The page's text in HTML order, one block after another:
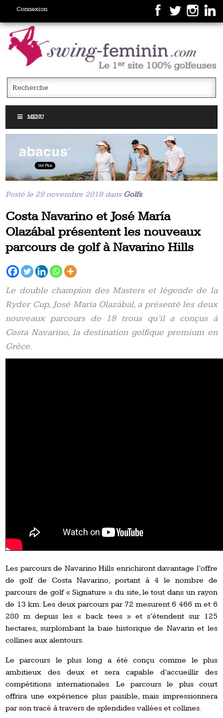
Connexion
MENU
Posté le 29 novembre 2018 dans Golfs.
Costa Navarino et José María
Olazábal présentent les nouveaux
parcours de golf à Navarino Hills
Le double champion des Masters et légende de la
Ryder Cup, José María Olazábal, a présenté les deux
nouveaux parcours de 18 trous qu’il a conçus à
Costa Navarino, la destination golfique premium en
Grèce.
Les parcours de Navarino Hills enrichiront davantage l’offre
de golf de Costa Navarino, portant à 4 le nombre de
parcours de golf « Signature » du site, le tout dans un rayon
de 13 km. Les deux parcours par 72 mesurent 6 466 m et 6
280 m depuis les « back tees » et s’étendent sur 125
hectares, surplombant la baie historique de Navarin et les
collines aux alentours.
Le parcours le plus long a été conçu comme le plus
ambitieux des deux et sera capable d’accueillir des
compétitions internationales. Le parcours le plus court
offrira une expérience plus paisible, mais impressionnera
par son tracé à travers de splendides vallées et collines.